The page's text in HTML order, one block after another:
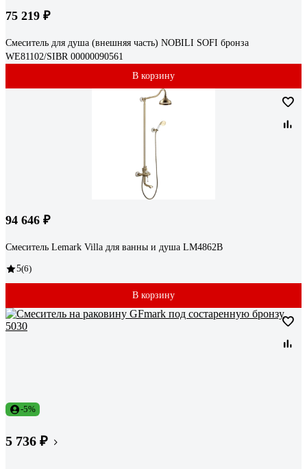
75 219 ₽
Смеситель для душа (внешняя часть) NOBILI SOFI бронза
WE81102/SIBR 00000090561
В корзину
94 646 ₽
Смеситель Lemark Villa для ванны и душа LM4862B
5(6)
В корзину
-5%
5 736 ₽